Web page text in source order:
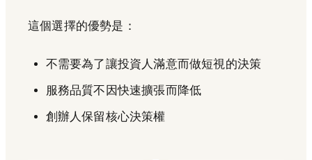
這個選擇的優勢是：
不需要為了讓投資人滿意而做短視的決策
服務品質不因快速擴張而降低
創辦人保留核心決策權